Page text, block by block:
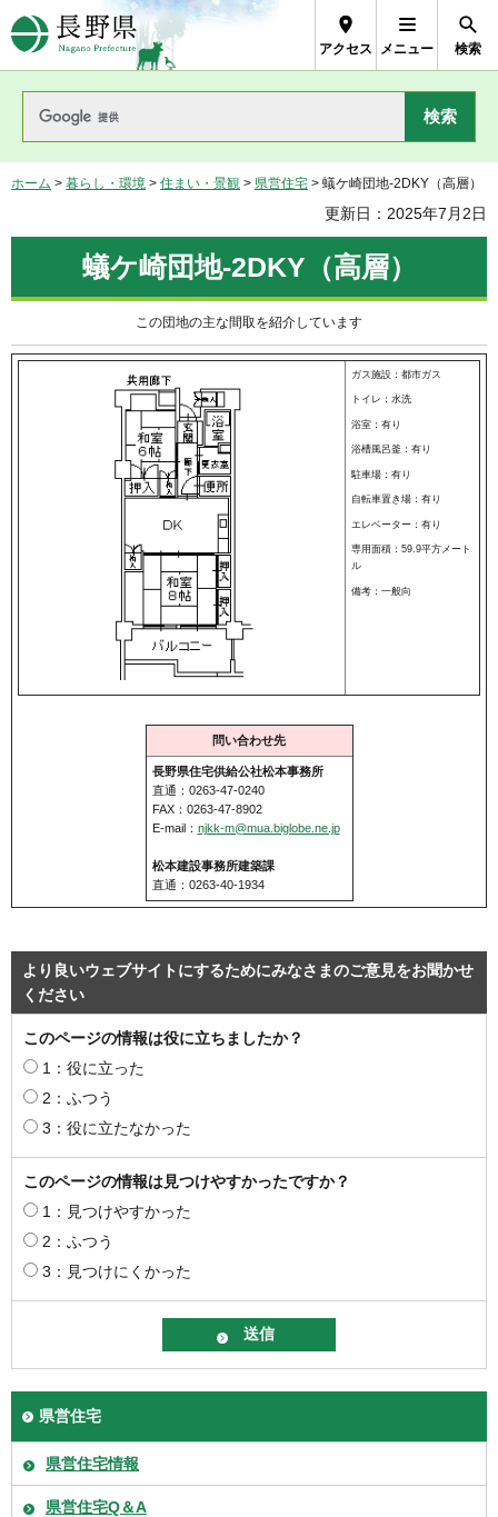
長野県Nagano Prefecture
アクセス メニュー 検索
ホーム > 暮らし・環境 > 住まい・景観 > 県営住宅 > 蟻ケ崎団地-2DKY（高層）
更新日：2025年7月2日
蟻ケ崎団地-2DKY（高層）
この団地の主な間取を紹介しています
ガス施設：都市ガス
トイレ：水洗
浴室：有り
浴槽風呂釜：有り
駐車場：有り
自転車置き場：有り
エレベーター：有り
専用面積：59.9平方メート
ル
備考：一般向
問い合わせ先
長野県住宅供給公社松本事務所
直通：0263-47-0240
FAX：0263-47-8902
E-mail： njkk-m@mua.biglobe.ne.jp
松本建設事務所建築課
直通：0263-40-1934
より良いウェブサイトにするためにみなさまのご意見をお聞かせ
ください
このページの情報は役に立ちましたか？
1：役に立った
2：ふつう
3：役に立たなかった
このページの情報は見つけやすかったですか？
1：見つけやすかった
2：ふつう
3：見つけにくかった
県営住宅
県営住宅情報
県営住宅Q＆A